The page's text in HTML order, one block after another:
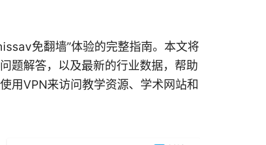
免翻墙”体验的完整指南。本文将
题解答，以及最新的行业数据，帮助
用VPN来访问教学资源、学术网站和